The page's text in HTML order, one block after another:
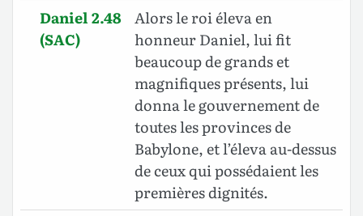
Daniel 2.48
(SAC)
Alors le roi éleva en
honneur Daniel, lui fit
beaucoup de grands et
magnifiques présents, lui
donna le gouvernement de
toutes les provinces de
Babylone, et l’éleva au-dessus
de ceux qui possédaient les
premières dignités.